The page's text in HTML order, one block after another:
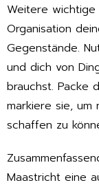
Weitere
Organisation
Gegenstände.
und dich von
brauchst. Packe
markiere sie, um
schaffen zu
Maastricht eine